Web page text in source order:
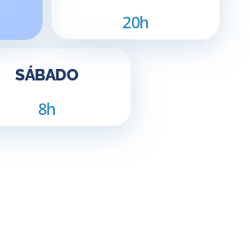
20h
SÁBADO
8h